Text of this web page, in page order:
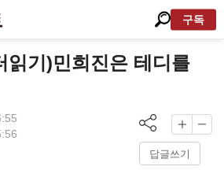
구독
읽기)민희진은 테디를
답글쓰기